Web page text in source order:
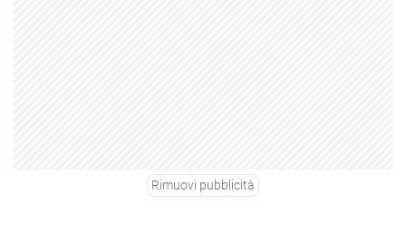
Rimuovi pubblicità